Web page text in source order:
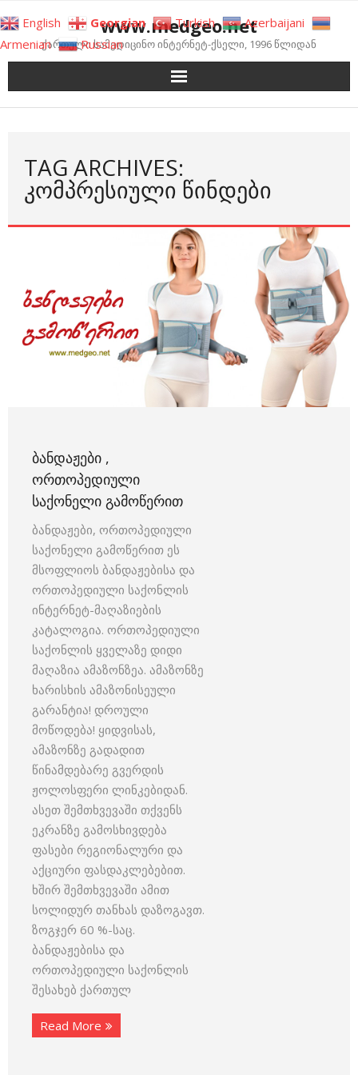
to
content
www.medgeo.net
ქართული სამედიცინო ინტერნეტ-ქსელი, 1996 წლიდან
TAG ARCHIVES:
ᲙᲝᲛᲞᲠᲔᲡᲘᲣᲚᲘ ᲬᲘᲜᲓᲔᲑᲘ
ᲑᲐᲜᲓᲐᲟᲔᲑᲘ ,
ᲝᲠᲗᲝᲞᲔᲓᲘᲣᲚᲘ
ᲡᲐᲥᲝᲜᲔᲚᲘ ᲒᲐᲛᲝᲬᲔᲠᲘᲗ
ბანდაჟები, ორთოპედიული
საქონელი გამოწერით ეს
მსოფლიოს ბანდაჟებისა და
ორთოპედიული საქონლის
ინტერნეტ-მაღაზიების
კატალოგია. ორთოპედიული
საქონლის ყველაზე დიდი
მაღაზია ამაზონზეა. ამაზონზე
ხარისხის ამაზონისეული
გარანტია! დროული
მოწოდება! ყიდვისას,
ამაზონზე გადადით
წინამდებარე გვერდის
ჟოლოსფერი ლინკებიდან.
ასეთ შემთხვევაში თქვენს
ეკრანზე გამოსხივდება
ფასები რეგიონალური და
აქციური ფასდაკლებებით.
ხშირ შემთხვევაში ამით
სოლიდურ თანხას დაზოგავთ.
ზოგჯერ 60 %-საც.
ბანდაჟებისა და
ორთოპედიული საქონლის
შესახებ ქართულ
Read More
English Georgian Turkish
Azerbaijani
Armenian
Russian